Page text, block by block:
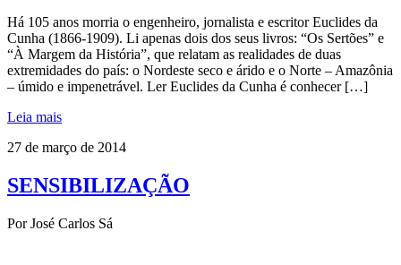
Há 105 anos morria o engenheiro, jornalista e escritor Euclides da
Cunha (1866-1909). Li apenas dois dos seus livros: “Os Sertões” e
“À Margem da História”, que relatam as realidades de duas
extremidades do país: o Nordeste seco e árido e o Norte – Amazônia
– úmido e impenetrável. Ler Euclides da Cunha é conhecer […]
Leia mais
27 de março de 2014
SENSIBILIZAÇÃO
Por José Carlos Sá